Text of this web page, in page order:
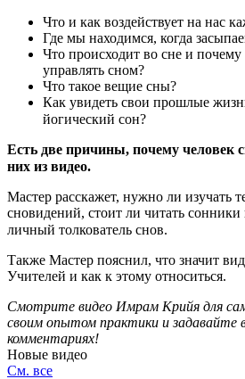
Что и как воздействует на нас
Где мы находимся, когда
Что происходит во сне и
управлять сном?
Что такое вещие сны?
Как увидеть свои прошлые
йогический сон? ⠀
Есть две причины, почему человек
них из видео. ⠀
Мастер расскажет, нужно ли изучать
сновидений, стоит ли читать сонники
личный толкователь снов. ⠀
Также Мастер пояснил, что значит
Учителей и как к этому относиться.
Смотрите видео Имрам Крийя для
своим опытом практики и задавайте
комментариях!
Новые видео
См. все